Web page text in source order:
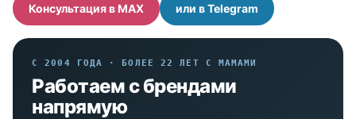
Консультация в MAX или в Telegram
С 2004 ГОДА · БОЛЕЕ 22 ЛЕТ С МАМАМИ
Работаем с брендами
напрямую